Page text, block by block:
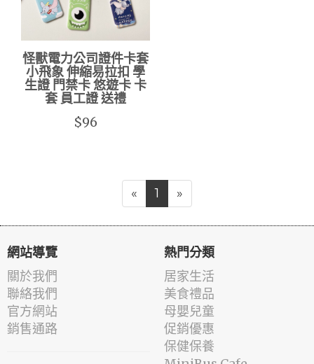
怪獸電力公司證件卡套
小飛象 伸縮易拉扣 學
生證 門禁卡 悠遊卡 卡
套 員工證 送禮
$96
« 1 »
網站導覽
關於我們
聯絡我們
官方網站
銷售通路
熱門分類
居家生活
美食禮品
母嬰兒童
促銷優惠
保健保養